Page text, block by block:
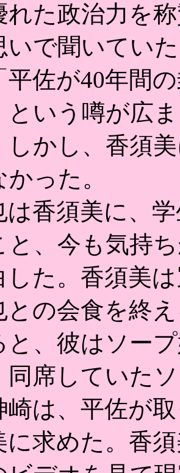
れた政治力を
いで聞いてい
平佐が40年間
という噂が広
しかし、香須
かった。
は香須美に、
と、今も気持
した。香須美
との会食を終
と、彼はソー
同席していた
崎は、平佐が
に求めた。香